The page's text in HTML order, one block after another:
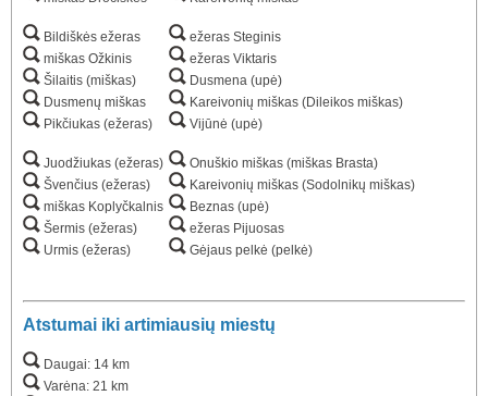
Bildiškės ežeras
miškas Ožkinis
Šilaitis (miškas)
Dusmenų miškas
Pikčiukas (ežeras)
Juodžiukas (ežeras)
Švenčius (ežeras)
miškas Koplyčkalnis
Šermis (ežeras)
Urmis (ežeras)
ežeras Steginis
ežeras Viktaris
Dusmena (upė)
Kareivonių miškas (Dileikos miškas)
Vijūnė (upė)
Onuškio miškas (miškas Brasta)
Kareivonių miškas (Sodolnikų miškas)
Beznas (upė)
ežeras Pijuosas
Gėjaus pelkė (pelkė)
Atstumai iki artimiausių miestų
Daugai: 14 km
Varėna: 21 km